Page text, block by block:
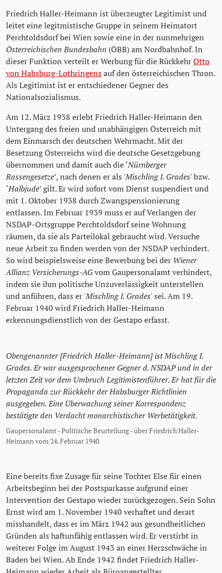
Friedrich Haller-Heimann ist überzeugter Legitimist und
leitet eine legitmistische Gruppe in seinem Heimatort
Perchtoldsdorf bei Wien sowie eine in der nunmehrigen
Österreichischen Bundesbahn (ÖBB) am Nordbahnhof. In
dieser Funktion verteilt er Werbung für die RückkehrOtto
von Habsburg-Lothringensauf den österreichischen Thron.
Als Legitimist ist er entschiedener Gegner des
Nationalsozialismus.
Am 12. März 1938 erlebt Friedrich Haller-Heimann den
Untergang des freien und unabhängigen Österreich mit
dem Einmarsch der deutschen Wehrmacht. Mit der
Besetzung Österreichs wird die deutsche Gesetzgebung
übernommen und damit auch die ‘Nürnberger
Rassengesetze’, nach denen er als 'Mischling I. Grades' bzw.
‘Halbjude’ gilt. Er wird sofort vom Dienst suspendiert und
mit 1. Oktober 1938 durch Zwangspensionierung
entlassen. Im Februar 1939 muss er auf Verlangen der
NSDAP-Ortsgruppe Perchtoldsdorf seine Wohnung
räumen, da sie als Parteilokal gebraucht wird. Versuche
neue Arbeit zu finden werden von der NSDAP verhindert.
So wird beispielsweise eine Bewerbung bei der Wiener
Allianz Versicherungs-AGvom Gaupersonalamt verhindert,
indem sie ihm politische Unzuverlässigkeit unterstellen
und anführen, dass er 'Mischling I. Grades' sei. Am 19.
Februar 1940 wird Friedrich Haller-Heimann
erkennungsdienstlich von der Gestapo erfasst.
Obengenannter [Friedrich Haller-Heimann] ist Mischling I.
Grades. Er war ausgesprochener Gegner d. NSDAP und in der
letzten Zeit vor dem Umbruch Legitimistenführer. Er hat für die
Propaganda zur Rückkehr der Habsburger Richtlinien
ausgegeben. Eine Überwachung seiner Korrespondenz
bestätigte den Verdacht monarchistischer Werbetätigkeit.
Gaupersonalamt - Politische Beurteilung - über Friedrich Haller-
Heimann vom 24. Februar 1940
Eine bereits fixe Zusage für seine Tochter Else für einen
Arbeitsbeginn bei der Postsparkasse aufgrund einer
Intervention der Gestapo wieder zurückgezogen. Sein Sohn
Ernst wird am 1. November 1940 verhaftet und derart
misshandelt, dass er im März 1942 aus gesundheitlichen
Gründen als haftunfähig entlassen wird. Er verstirbt in
weiterer Folge im August 1943 an einer Herzschwäche in
Baden bei Wien. Ab Ende 1942 findet Friedrich Haller-